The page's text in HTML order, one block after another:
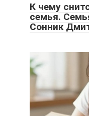
К чему
семья.
Сонник